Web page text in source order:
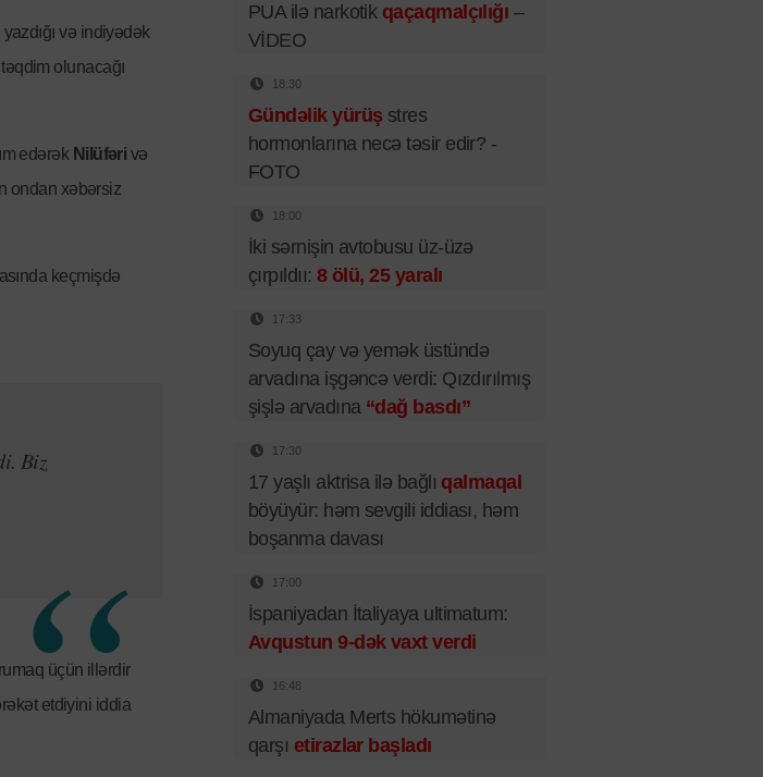
və indiyədək
olunacağı
edərək Nilüfəri və
ondan xəbərsiz
keçmişdə
Biz
üçün illərdir
etdiyini iddia
PUA ilə narkotik qaçaqmalçılığı –
VİDEO
18:30
Gündəlik yürüş stres
hormonlarına necə təsir edir? -
FOTO
18:00
İki sərnişin avtobusu üz-üzə
çırpıldıı:8 ölü, 25 yaralı
17:33
Soyuq çay və yemək üstündə
arvadına işgəncə verdi: Qızdırılmış
şişlə arvadına “dağ basdı”
17:30
17 yaşlı aktrisa ilə bağlı qalmaqal
böyüyür: həm sevgili iddiası, həm
boşanma davası
17:00
İspaniyadan İtaliyaya ultimatum:
Avqustun 9-dək vaxt verdi
16:48
Almaniyada Merts hökumətinə
qarşı etirazlar başladı